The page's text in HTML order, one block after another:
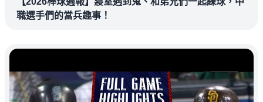
職選手們的當兵趣事！